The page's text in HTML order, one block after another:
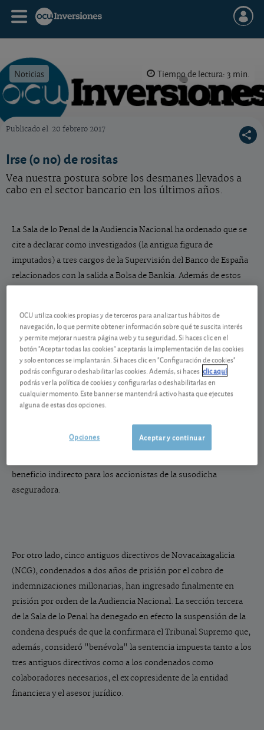
Noticias Tiempo de lectura: 3 min.
Publicado el 20 febrero 2017
Irse (o no) de rositas
Vea nuestra postura sobre los desmanes llevados a
cabo en el sector bancario en los últimos años.
La Sala de lo Penal de la Audiencia Nacional ha ordenado que se
cite a declarar como investigados (la antigua figura de
imputados) a tres cargos de la Supervisión del Banco de España
relacionados con la salida a Bolsa de Bankia. Además de estos
imputados en la causa el exgobernador del Banco de España,
Miguel Ángel Fernández Ordoñez, el expresidente de la CNMV,
Julio Segura, y Fernando Restoy, número dos de la CNMV en el
momento de la salida a Bolsa y subgobernador del Banco de
España hasta el pasado 4 de enero. Si bien estas imputaciones
no deberían afectar a los pequeños inversores que acudieron a
grandes inversores institucionales (como Mapfre por ejemplo)
beneficio indirecto para los accionistas de la susodicha
aseguradora.
Por otro lado, cinco antiguos directivos de Novacaixagalicia
(NCG), condenados a dos años de prisión por el cobro de
indemnizaciones millonarias, han ingresado finalmente en
prisión por orden de la Audiencia Nacional. La sección tercera
de la Sala de lo Penal ha denegado en efecto la suspensión de la
condena después de que la confirmara el Tribunal Supremo que,
además, consideró "benévola" la sentencia impuesta tanto a los
tres antiguos directivos como a los condenados como
colaboradores necesarios, el ex copresidente de la entidad
financiera y el asesor jurídico.
OCU utiliza cookies propias y de terceros para analizar tus hábitos de
navegación, lo que permite obtener información sobre qué te suscita interés
y permite mejorar nuestra página web y tu seguridad. Si haces clic en el
botón "Aceptar todas las cookies" aceptarás la implementación de las cookies
y solo entonces se implantarán. Si haces clic en "Configuración de cookies"
podrás configurar o deshabilitar las cookies. Además, si haces clic aquí
podrás ver la política de cookies y configurarlas o deshabilitarlas en
cualquier momento. Este banner se mantendrá activo hasta que ejecutes
alguna de estas dos opciones.
Aceptar y continuar
Opciones